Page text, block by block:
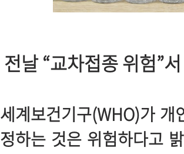
전날 “교차접종 위험”
세계보건기구(WHO)가
정하는 것은 위험하다고